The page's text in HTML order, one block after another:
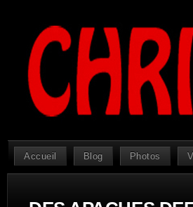
Accueil Blog Photos